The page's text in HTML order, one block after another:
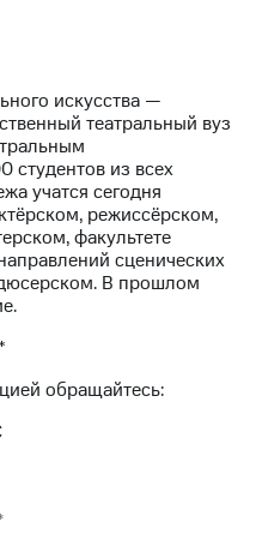
искусства —
театральный вуз
студентов из всех
учатся сегодня
режиссёрском,
факультете
сценических
В прошлом
обращайтесь: